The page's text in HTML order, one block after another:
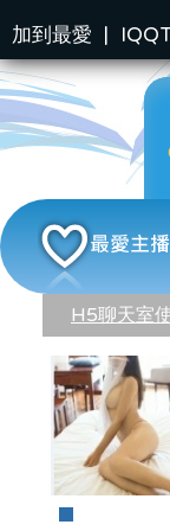
加到最愛 |
H5聊天室